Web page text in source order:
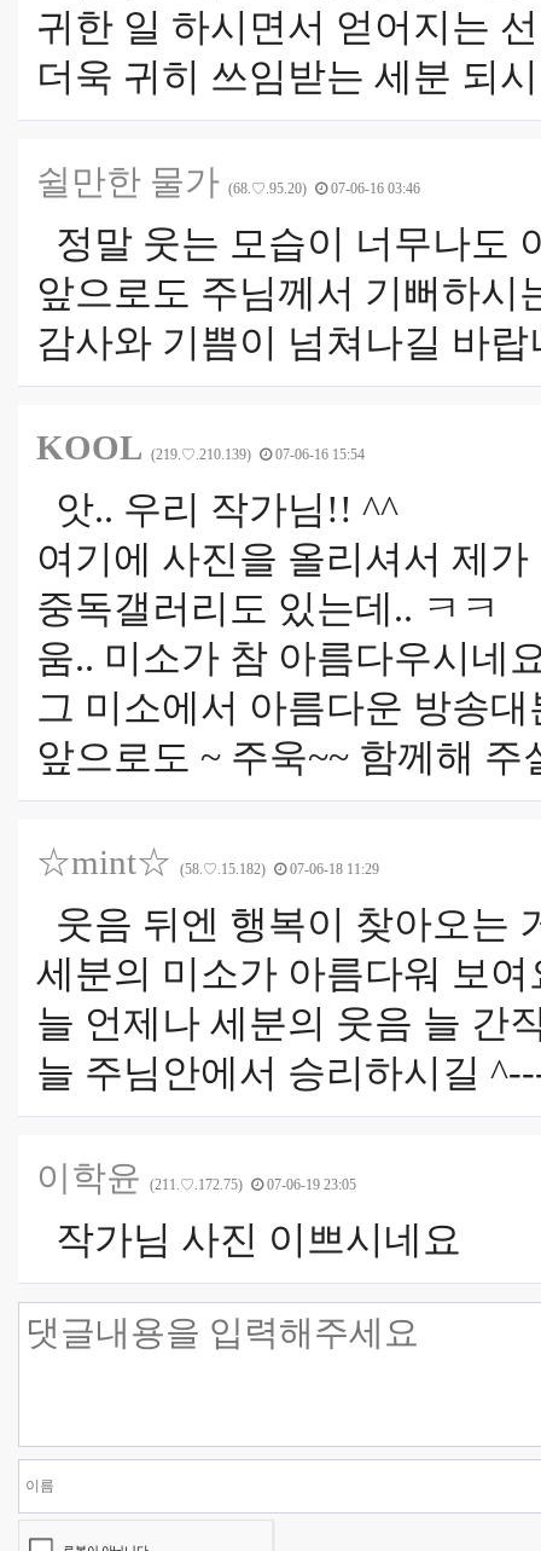
귀한 일 하시면서 얻어지는
더욱 귀히 쓰임받는 세분 되
쉴만한 물가 (68.♡.95.20) 07-06-16 03:46
정말 웃는 모습이 너무나도
앞으로도 주님께서 기뻐하시
감사와 기쁨이 넘쳐나길 바랍
KOOL (219.♡.210.139) 07-06-16 15:54
앗.. 우리 작가님!! ^^
여기에 사진을 올리셔서 제
중독갤러리도 있는데.. ㅋㅋ
움.. 미소가 참 아름다우시네
그 미소에서 아름다운 방송
앞으로도 ~ 주욱~~ 함께해
☆mint☆ (58.♡.15.182) 07-06-18 11:29
웃음 뒤엔 행복이 찾아오는
세분의 미소가 아름다워 보여
늘 언제나 세분의 웃음 늘 간
늘 주님안에서 승리하시길
이학윤 (211.♡.172.75) 07-06-19 23:05
작가님 사진 이쁘시네요